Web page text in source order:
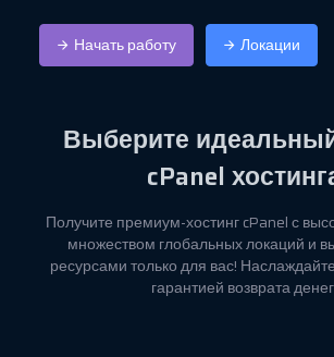
Начать работу Локации
Выберите
cPanel
Получите премиум-хостинг cPanel с
множеством глобальных локаций и
ресурсами только для вас!
гарантией возврата